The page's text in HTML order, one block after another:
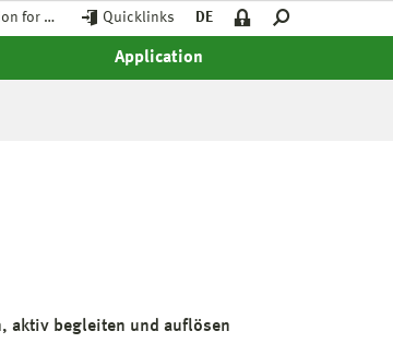
for … Quicklinks DE
Application
aktiv begleiten und auflösen